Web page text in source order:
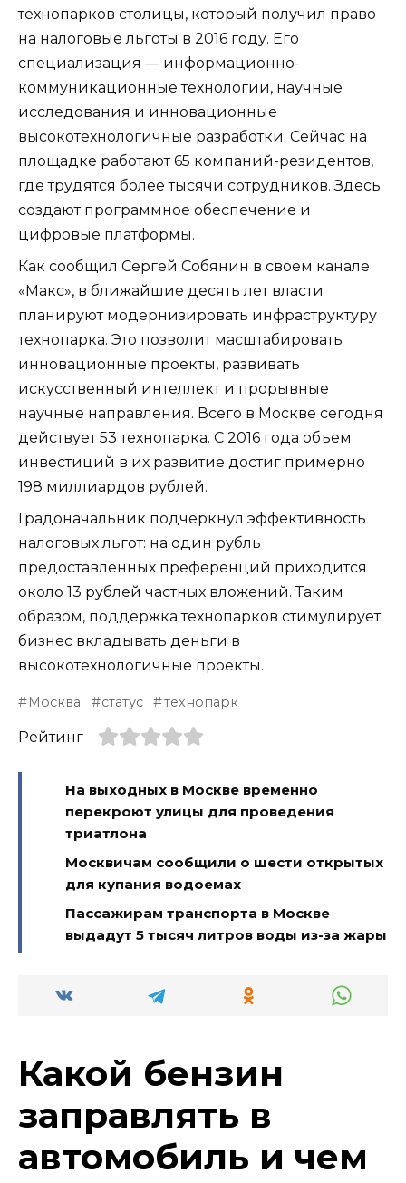
технопарков столицы, который получил право
на налоговые льготы в 2016 году. Его
специализация — информационно-
коммуникационные технологии, научные
исследования и инновационные
высокотехнологичные разработки. Сейчас на
площадке работают 65 компаний-резидентов,
где трудятся более тысячи сотрудников. Здесь
создают программное обеспечение и
цифровые платформы.
Как сообщил Сергей Собянин в своем канале
«Макс», в ближайшие десять лет власти
планируют модернизировать инфраструктуру
технопарка. Это позволит масштабировать
инновационные проекты, развивать
искусственный интеллект и прорывные
научные направления. Всего в Москве сегодня
действует 53 технопарка. С 2016 года объем
инвестиций в их развитие достиг примерно
198 миллиардов рублей.
Градоначальник подчеркнул эффективность
налоговых льгот: на один рубль
предоставленных преференций приходится
около 13 рублей частных вложений. Таким
образом, поддержка технопарков стимулирует
бизнес вкладывать деньги в
высокотехнологичные проекты.
Москва статус технопарк
Рейтинг
На выходных в Москве временно
перекроют улицы для проведения
триатлона
Москвичам сообщили о шести открытых
для купания водоемах
Пассажирам транспорта в Москве
выдадут 5 тысяч литров воды из-за жары
Какой бензин
заправлять в
автомобиль и чем